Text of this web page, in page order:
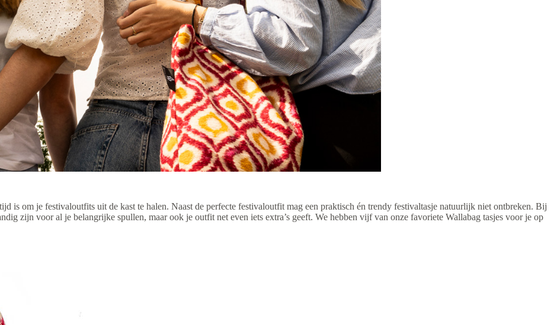
is om je festivaloutfits uit de kast te halen. Naast de perfecte festivaloutfit mag een praktisch én trendy festivaltasje natuurlijk niet ontbreken. Bij
zijn voor al je belangrijke spullen, maar ook je outfit net even iets extra’s geeft. We hebben vijf van onze favoriete Wallabag tasjes voor je op